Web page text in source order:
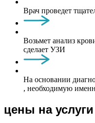
Врач проведет
Возьмет анализ
сделает УЗИ
На основании
, необходимую
цены на услуги